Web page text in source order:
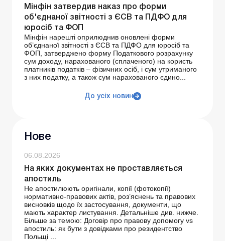
Мінфін затвердив наказ про форми
об'єднаної звітності з ЄСВ та ПДФО для
юросіб та ФОП
Мінфін нарешті оприлюднив оновлені форми
об’єднаної звітності з ЄСВ та ПДФО для юросіб та
ФОП, затверджено форму Податкового розрахунку
сум доходу, нарахованого (сплаченого) на користь
платників податків – фізичних осіб, і сум утриманого
з них податку, а також сум нарахованого єдино...
До усіх новин
Нове
06.08.2026
На яких документах не проставляється
апостиль
Не апостилюють оригінали, копії (фотокопії)
нормативно-правових актів, роз’яснень та правових
висновків щодо їх застосування, документи, що
мають характер листування. Детальніше див. нижче.
Більше за темою: Договір про правову допомогу vs
апостиль: як бути з довідками про резидентство
Польщі ...